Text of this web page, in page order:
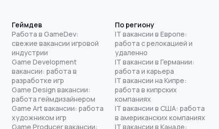
Геймдев
Работа в GameDev:
свежие вакансии игровой
индустрии
Game Development
вакансии: работа в
разработке игр
Game Design вакансии:
работа геймдизайнером
Game Art вакансии: работа
художником игр
Game Producer вакансии:
По региону
IT вакансии в Европе:
работа с релокацией и
удаленно
IT вакансии в Германии:
работа и карьера
IT вакансии на Кипре:
работа в кипрских
компаниях
IT вакансии в США: работа
в американских компаниях
IT вакансии в Канаде: